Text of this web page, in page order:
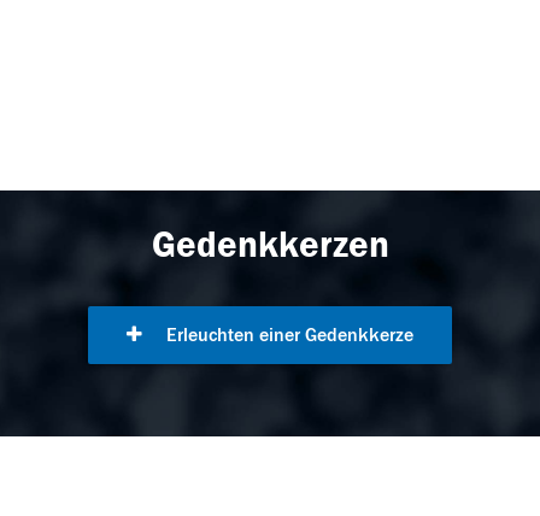
Gedenkkerzen
Erleuchten einer Gedenkkerze